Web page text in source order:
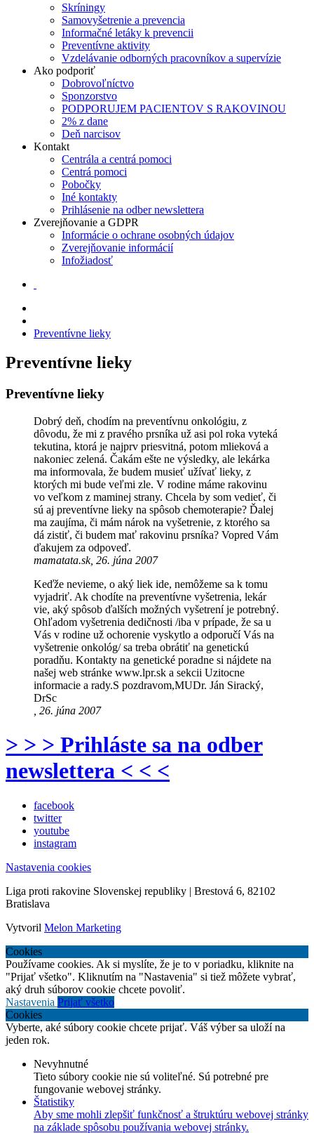
Skríningy
Samovyšetrenie a prevencia
Informačné letáky k prevencii
Preventívne aktivity
Vzdelávanie odborných pracovníkov a supervízie
Ako podporiť
Dobrovoľníctvo
Sponzorstvo
PODPORUJEM PACIENTOV S RAKOVINOU
2% z dane
Deň narcisov
Kontakt
Centrála a centrá pomoci
Centrá pomoci
Pobočky
Iné kontakty
Prihlásenie na odber newslettera
Zverejňovanie a GDPR
Informácie o ochrane osobných údajov
Zverejňovanie informácií
Infožiadosť
Preventívne lieky
Preventívne lieky
Preventívne lieky
Dobrý deň, chodím na preventívnu onkológiu, z
dôvodu, že mi z pravého prsníka už asi pol roka vyteká
tekutina, ktorá je najprv priesvitná, potom mlieková a
nakoniec zelená. Čakám ešte ne výsledky, ale lekárka
ma informovala, že budem musieť užívať lieky, z
ktorých mi bude veľmi zle. V rodine máme rakovinu
vo veľkom z maminej strany. Chcela by som vedieť, či
sú aj preventívne lieky na spôsob chemoterapie? Ďalej
ma zaujíma, či mám nárok na vyšetrenie, z ktorého sa
dá zistiť, či budem mať rakovinu prsníka? Vopred Vám
ďakujem za odpoveď.
mamatata.sk, 26. júna 2007
Keďže nevieme, o aký liek ide, nemôžeme sa k tomu
vyjadriť. Ak chodíte na preventívne vyšetrenia, lekár
vie, aký spôsob ďalších možných vyšetrení je potrebný.
Ohľadom vyšetrenia dedičnosti /iba v prípade, že sa u
Vás v rodine už ochorenie vyskytlo a odporučí Vás na
vyšetrenie onkológ/ sa treba obrátiť na genetickú
poradňu. Kontakty na genetické poradne si nájdete na
našej web stránke www.lpr.sk a sekcii Uzitocne
informacie a rady.S pozdravom,MUDr. Ján Siracký,
DrSc
, 26. júna 2007
> > > Prihláste sa na odber
newslettera < < <
facebook
twitter
youtube
instagram
Nastavenia cookies
Liga proti rakovine Slovenskej republiky | Brestová 6, 82102
Bratislava
Vytvoril Melon Marketing
Cookies
Používame cookies. Ak si myslíte, že je to v poriadku, kliknite na
"Prijať všetko". Kliknutím na "Nastavenia" si tiež môžete vybrať,
aký druh súborov cookie chcete povoliť.
Nastavenia Prijať všetko
Cookies
Vyberte, aké súbory cookie chcete prijať. Váš výber sa uloží na
jeden rok.
Nevyhnutné
Tieto súbory cookie nie sú voliteľné. Sú potrebné pre
fungovanie webovej stránky.
Štatistiky
Aby sme mohli zlepšiť funkčnosť a štruktúru webovej stránky
na základe spôsobu používania webovej stránky.